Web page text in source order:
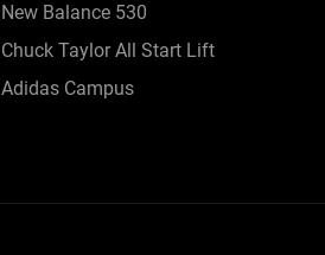
New Balance 530
Chuck Taylor All Start Lift
Adidas Campus